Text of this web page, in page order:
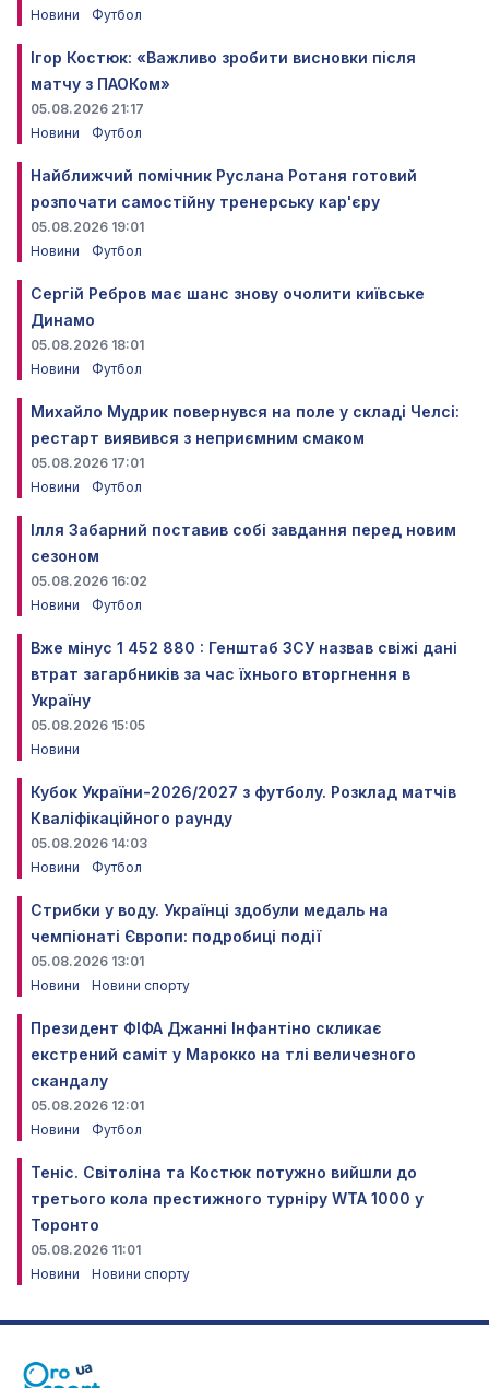
Новини
Футбол
Ігор Костюк: «Важливо зробити висновки після
матчу з ПАОКом»
05.08.2026 21:17
Новини
Футбол
Найближчий помічник Руслана Ротаня готовий
розпочати самостійну тренерську кар'єру
05.08.2026 19:01
Новини
Футбол
Сергій Ребров має шанс знову очолити київське
Динамо
05.08.2026 18:01
Новини
Футбол
Михайло Мудрик повернувся на поле у складі Челсі:
рестарт виявився з неприємним смаком
05.08.2026 17:01
Новини
Футбол
Ілля Забарний поставив собі завдання перед новим
сезоном
05.08.2026 16:02
Новини
Футбол
Вже мінус 1 452 880 : Генштаб ЗСУ назвав свіжі дані
втрат загарбників за час їхнього вторгнення в
Україну
05.08.2026 15:05
Новини
Кубок України-2026/2027 з футболу. Розклад матчів
Кваліфікаційного раунду
05.08.2026 14:03
Новини
Футбол
Стрибки у воду. Українці здобули медаль на
чемпіонаті Європи: подробиці події
05.08.2026 13:01
Новини
Новини спорту
Президент ФІФА Джанні Інфантіно скликає
екстрений саміт у Марокко на тлі величезного
скандалу
05.08.2026 12:01
Новини
Футбол
Теніс. Світоліна та Костюк потужно вийшли до
третього кола престижного турніру WTA 1000 у
Торонто
05.08.2026 11:01
Новини
Новини спорту